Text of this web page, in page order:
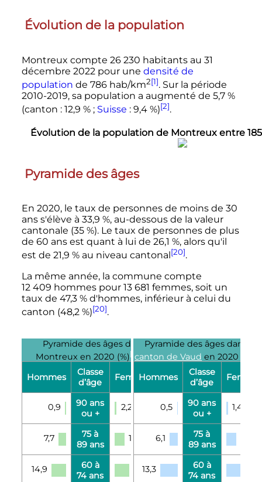
Évolution de la population
Montreux compte 26 230 habitants au 31
décembre 2022 pour une densité de
population de 786 hab/km2[1]. Sur la période
2010-2019, sa population a augmenté de 5,7 %
(canton : 12,9 %; Suisse : 9,4 %)[2].
Évolution de la population de Montreux entre
Pyramide des âges
En 2020, le taux de personnes de moins de 30
anss'élève à 33,9 %, au-dessous de la valeur
cantonale (35 %). Le taux de personnes de plus
de 60 ansest quant à lui de 26,1 %, alors qu'il
est de 21,9 % au niveau cantonal [20].
La même année, la commune compte
12 409 hommes pour 13 681 femmes, soit un
taux de 47,3 % d'hommes, inférieur à celui du
canton (48,2 %)[20].
Pyramide des âges de
Montreux en 2020 (%)[20]
Hommes
Classe
d’âge
Femmes
0,9
90 ans
ou +
2,2
7,7
75 à
89 ans
10,6
14,9
60 à
74 ans
15,8
Pyramide des âges dans le
canton de Vaud en 2020 (%)
Hommes
Classe
d’âge
0,5
90 ans
ou +
1,4
6,1
75 à
89 ans
13,3
60 à
74 ans